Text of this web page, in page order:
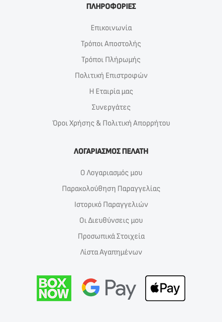
ΠΛΗΡΟΦΟΡΙΕΣ
Επικοινωνία
Τρόποι Αποστολής
Τρόποι Πλήρωμής
Πολιτική Επιστροφών
Η Εταιρία μας
Συνεργάτες
Όροι Χρήσης & Πολιτική Απορρήτου
ΛΟΓΑΡΙΑΣΜΟΣ ΠΕΛΑΤΗ
Ο Λογαριασμός μου
Παρακολούθηση Παραγγελίας
Ιστορικό Παραγγελιών
Οι Διευθύνσεις μου
Προσωπικά Στοιχεία
Λίστα Αγαπημένων